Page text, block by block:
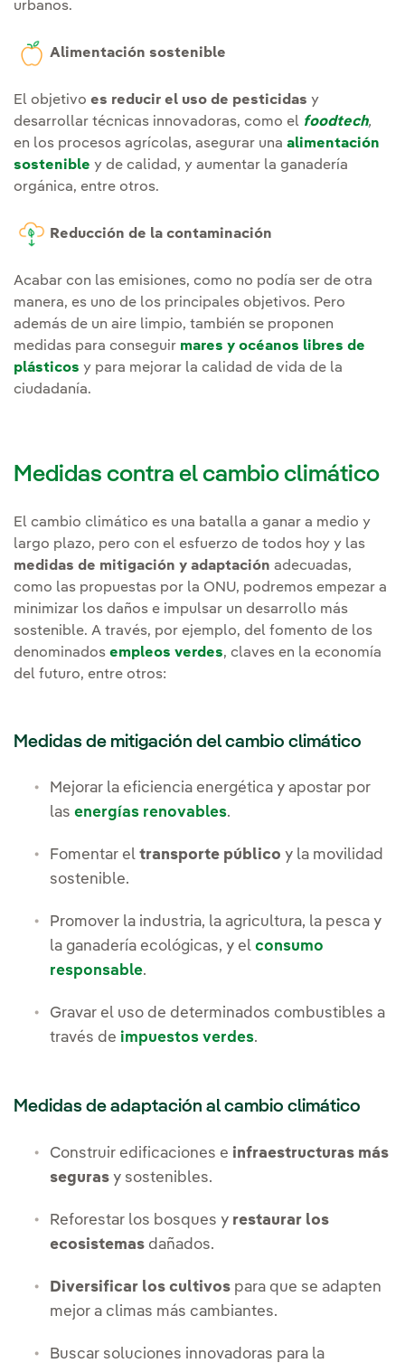
urbanos.
Alimentación sostenible
El objetivo es reducir el uso de pesticidas y
desarrollar técnicas innovadoras, como el foodtech,
en los procesos agrícolas, asegurar una alimentación
sostenible y de calidad, y aumentar la ganadería
orgánica, entre otros.
Reducción de la contaminación
Acabar con las emisiones, como no podía ser de otra
manera, es uno de los principales objetivos. Pero
además de un aire limpio, también se proponen
medidas para conseguir mares y océanos libres de
plásticos y para mejorar la calidad de vida de la
ciudadanía.
Medidas contra el cambio climático
El cambio climático es una batalla a ganar a medio y
largo plazo, pero con el esfuerzo de todos hoy y las
medidas de mitigación y adaptación adecuadas,
como las propuestas por la ONU, podremos empezar a
minimizar los daños e impulsar un desarrollo más
sostenible. A través, por ejemplo, del fomento de los
denominados empleos verdes, claves en la economía
del futuro, entre otros:
Medidas de mitigación del cambio climático
Mejorar la eficiencia energética y apostar por
las energías renovables.
Fomentar el transporte público y la movilidad
sostenible.
Promover la industria, la agricultura, la pesca y
la ganadería ecológicas, y el consumo
responsable.
Gravar el uso de determinados combustibles a
través de impuestos verdes.
Medidas de adaptación al cambio climático
Construir edificaciones e infraestructuras más
seguras y sostenibles.
Reforestar los bosques y restaurar los
ecosistemas dañados.
Diversificar los cultivos para que se adapten
mejor a climas más cambiantes.
Buscar soluciones innovadoras para la